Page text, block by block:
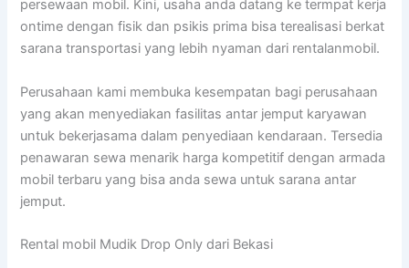
persewaan mobil. Kini, usaha anda datang ke termpat kerja
ontime dengan fisik dan psikis prima bisa terealisasi berkat
sarana transportasi yang lebih nyaman dari rentalanmobil.
Perusahaan kami membuka kesempatan bagi perusahaan
yang akan menyediakan fasilitas antar jemput karyawan
untuk bekerjasama dalam penyediaan kendaraan. Tersedia
penawaran sewa menarik harga kompetitif dengan armada
mobil terbaru yang bisa anda sewa untuk sarana antar
jemput.
Rental mobil Mudik Drop Only dari Bekasi